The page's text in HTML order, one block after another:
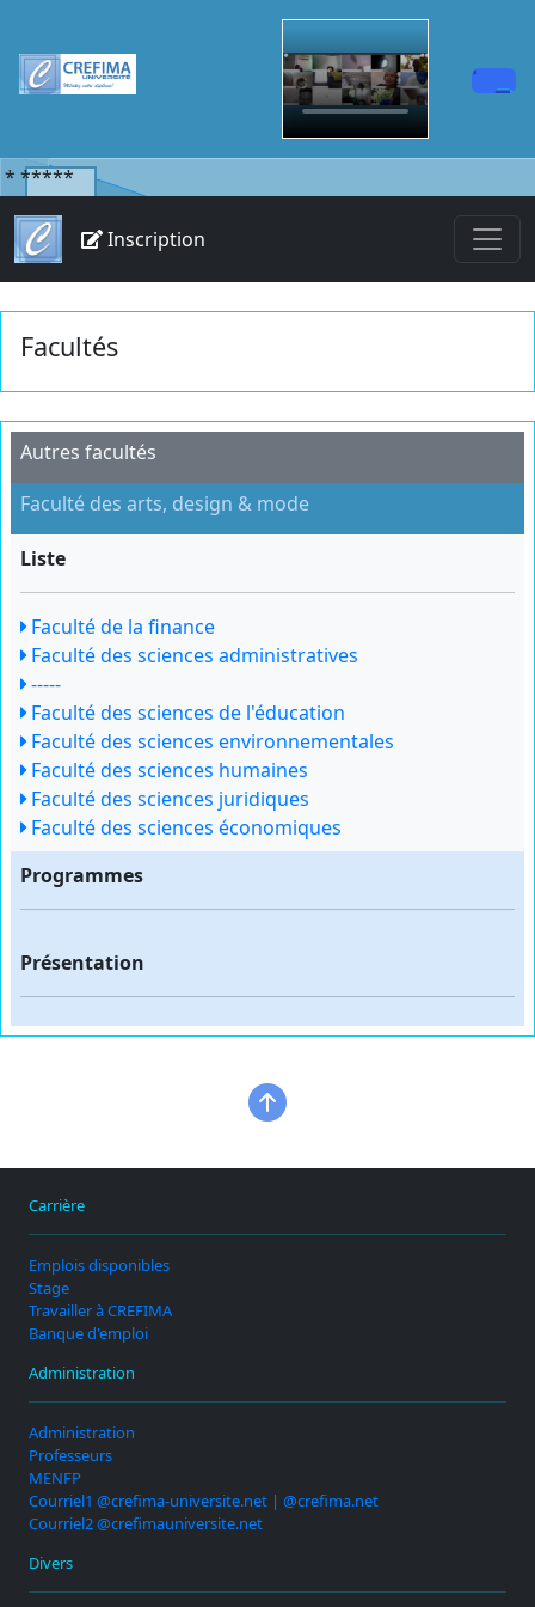
* *****
Inscription
Facultés
Autres facultés
Faculté des arts, design & mode
Liste
Faculté de la finance
Faculté des sciences administratives
-----
Faculté des sciences de l'éducation
Faculté des sciences environnementales
Faculté des sciences humaines
Faculté des sciences juridiques
Faculté des sciences économiques
Programmes
Présentation
Carrière
Emplois disponibles
Stage
Travailler à CREFIMA
Banque d'emploi
Administration
Administration
Professeurs
MENFP
Courriel1 @crefima-universite.net | @crefima.net
Courriel2 @crefimauniversite.net
Divers